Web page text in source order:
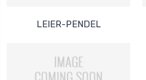
LEIER-PENDEL